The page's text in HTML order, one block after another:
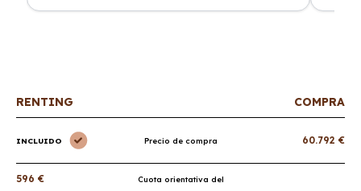
Renting. El coche llegó en perfectas condiciones y sin
de
RENTING COMPRA
INCLUIDO Precio de compra 60.792 €
596 €
Cuota orientativa del